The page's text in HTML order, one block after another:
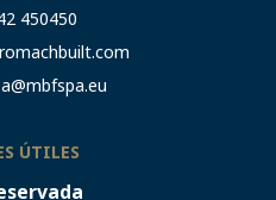
450450
ÚTILES